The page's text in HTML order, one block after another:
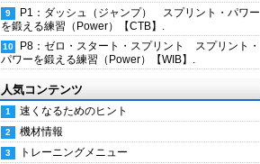
P1：ダッシュ（ジャンプ） スプリント・パワー
を鍛える練習（Power）【CTB】.
P8：ゼロ・スタート・スプリント スプリント・
パワーを鍛える練習（Power）【WIB】.
人気コンテンツ
速くなるためのヒント
機材情報
トレーニングメニュー